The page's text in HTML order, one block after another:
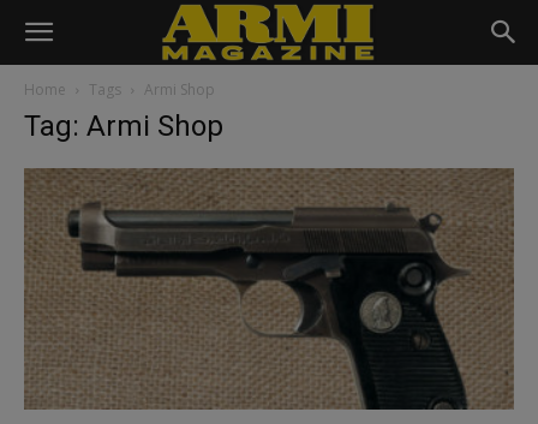
Home Tags Armi Shop
Tag: Armi Shop